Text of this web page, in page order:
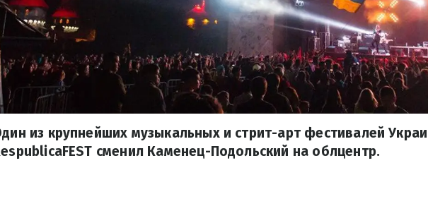
из крупнейших музыкальных и стрит-арт фестивалей
сменил Каменец-Подольский на облцентр.